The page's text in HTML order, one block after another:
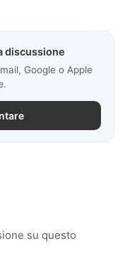
discussione
Google o Apple
su questo